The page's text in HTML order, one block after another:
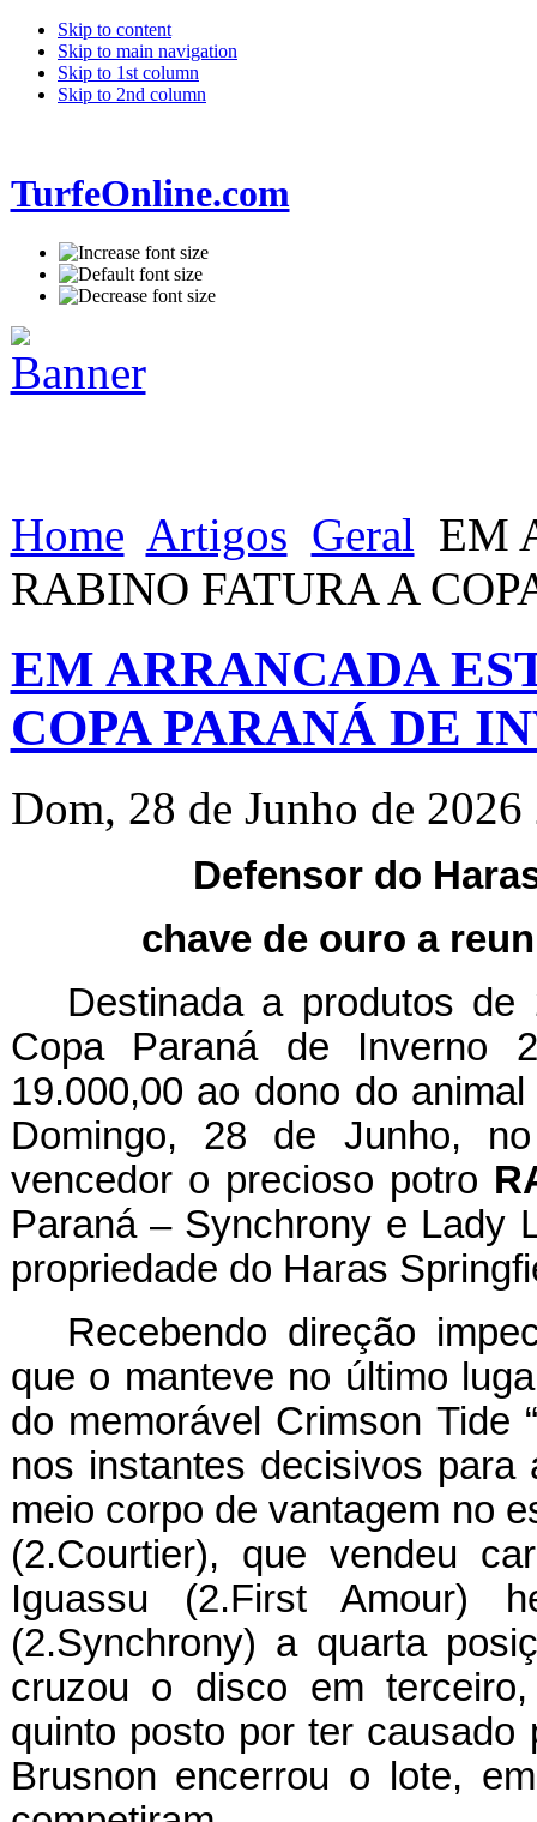
Skip to content
Skip to main navigation
Skip to 1st column
Skip to 2nd column
TurfeOnline.com
Home Artigos Geral EM
RABINO FATURA A
EM ARRANCADA
COPA PARANÁ DE
Dom, 28 de Junho de 2026
Defensor do
chave de ouro a
Destinada a produtos
Copa Paraná de Inverno
19.000,00 ao dono do
Domingo, 28 de Junho,
vencedor o precioso potro
Paraná – Synchrony e Lady
propriedade do Haras
Recebendo direção
que o manteve no último
do memorável Crimson Tide
nos instantes decisivos para
meio corpo de vantagem no
(2.Courtier), que vendeu
Iguassu (2.First Amour)
(2.Synchrony) a quarta
cruzou o disco em
quinto posto por ter
Brusnon encerrou o lote,